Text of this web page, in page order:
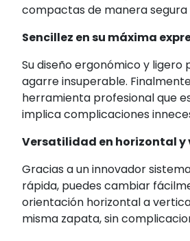
compactas de manera segura
Sencillez en su máxima
Su diseño ergonómico y ligero
agarre insuperable.
herramienta profesional que
implica complicaciones
Versatilidad en horizontal y
Gracias a un innovador
rápida, puedes cambiar
orientación horizontal a
misma zapata, sin